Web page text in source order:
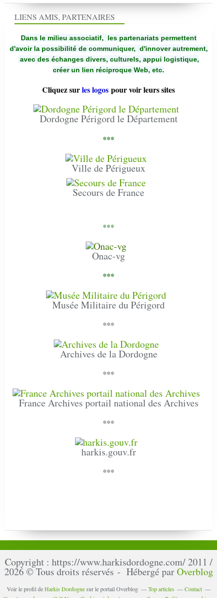
LIENS AMIS, PARTENAIRES
Dans le milieu associatif, les partenariats permettent
d'avoir la possibilité de communiquer, d'innover autrement,
avec des échanges divers, culturels, appui logistique,
créer un lien réciproque Web, etc.
Cliquez surles logos pour voir leurs sites
Dordogne Périgord le Département
***
Ville de Périgueux
Secours de France
***
Onac-vg
***
Musée Militaire du Périgord
***
Archives de la Dordogne
***
France Archives portail national des Archives
***
harkis.gouv.fr
***
Copyright : https://www.harkisdordogne.com/ 2011 /
2026 © Tous droits réservés - Hébergé parOverblog
Voir le profil deHarkis Dordognesur le portail Overblog Top articles
Contact